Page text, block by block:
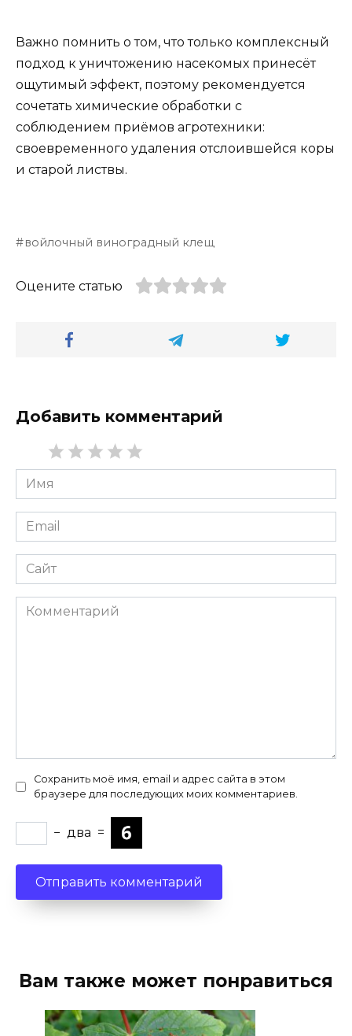
Важно помнить о том, что только комплексный
подход к уничтожению насекомых принесёт
ощутимый эффект, поэтому рекомендуется
сочетать химические обработки с
соблюдением приёмов агротехники:
своевременного удаления отслоившейся коры
и старой листвы.
войлочный виноградный клещ
Оцените статью
Добавить комментарий
Имя
*
Email
*
Сайт
Комментарий
Сохранить моё имя, email и адрес сайта в этом
браузере для последующих моих комментариев.
− два =
Вам также может понравиться